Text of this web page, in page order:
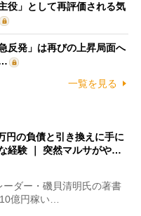
役」として再評価される気
反発」は再びの上昇局面へ
一覧を見る
円の負債と引き換えに手に
経験 ｜ 突然マルサがや…
ダー・磯貝清明氏の著書
10億円稼い…